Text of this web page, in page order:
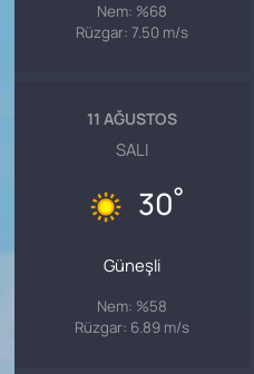
Nem: %68
Rüzgar: 7.50 m/s
11 AĞUSTOS
SALI
30°
Güneşli
Nem: %58
Rüzgar: 6.89 m/s